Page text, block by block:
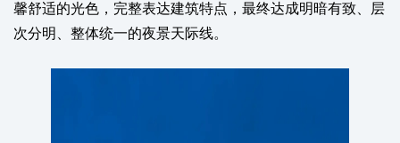
馨舒适的光色，完整表达建筑特点，最终达成明暗有致、层
次分明、整体统一的夜景天际线。